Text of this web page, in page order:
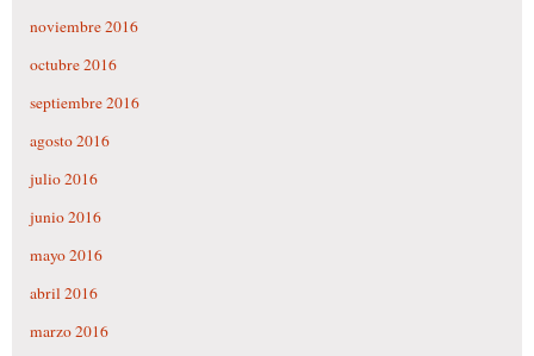
noviembre 2016
octubre 2016
septiembre 2016
agosto 2016
julio 2016
junio 2016
mayo 2016
abril 2016
marzo 2016